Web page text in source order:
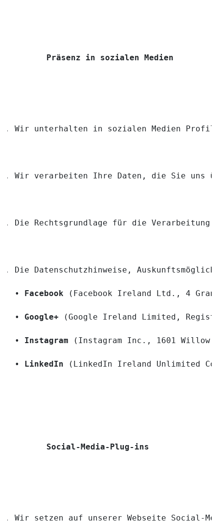
Präsenz in sozialen Medien
Wir unterhalten in sozialen Medien Profile
Wir verarbeiten Ihre Daten, die Sie uns
Die Rechtsgrundlage für die Verarbeitung
Die Datenschutzhinweise,
• Facebook (Facebook Ireland Ltd., 4
• Google+ (Google Ireland Limited,
• Instagram (Instagram Inc., 1601 Willow
• LinkedIn (LinkedIn Ireland Unlimited
Social-Media-Plug-ins
Wir setzen auf unserer Webseite Social-